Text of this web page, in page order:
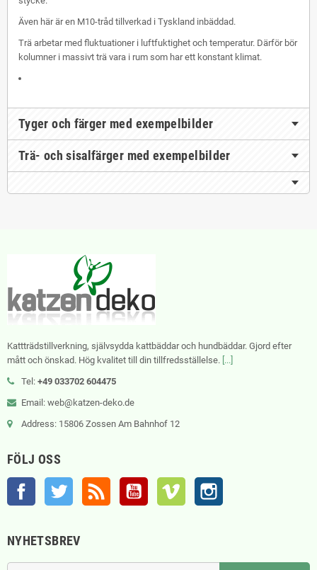
Även här är en M10-tråd tillverkad i Tyskland inbäddad.
Trä arbetar med fluktuationer i luftfuktighet och temperatur. Därför bör
kolumner i massivt trä vara i rum som har ett konstant klimat.
Tyger och färger med exempelbilder
Trä- och sisalfärger med exempelbilder
Kattträdstillverkning, självsydda kattbäddar och hundbäddar. Gjord efter
mått och önskad. Hög kvalitet till din tillfredsställelse. [...]
Tel: +49 033702 604475
Email: web@katzen-deko.de
Address: 15806 Zossen Am Bahnhof 12
FÖLJ OSS
Facebook Twitter RSS YouTube Vimeo
NYHETSBREV